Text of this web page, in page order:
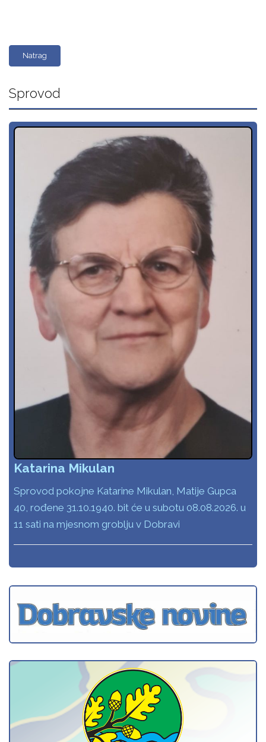
Natrag
Sprovod
Katarina Mikulan
Sprovod pokojne Katarine Mikulan, Matije Gupca
40, rođene 31.10.1940. bit će u subotu 08.08.2026. u
11 sati na mjesnom groblju v Dobravi